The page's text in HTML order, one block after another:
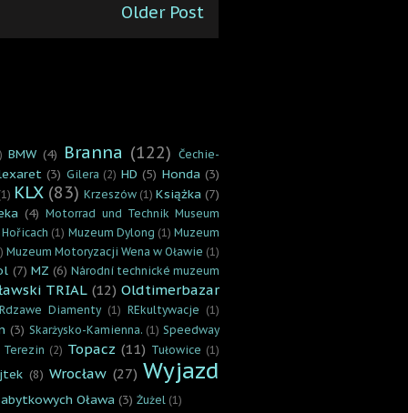
Older Post
BMW (4) Branna (122) Čechie-
(3) Gilera (2) HD (5) Honda (3)
KLX (83) Krzeszów (1) Książka (7)
(4) Motorrad und Technik Museum
(1) Muzeum Dylong (1) Muzeum
Muzeum Motoryzacji Wena w Oławie (1)
(7) MZ (6) Národní technické muzeum
TRIAL (12) Oldtimerbazar
Rdzawe Diamenty (1) REkultywacje (1)
(3) Skarżysko-Kamienna. (1) Speedway
Terezin (2) Topacz (11) Tułowice (1)
(8) Wrocław (27) Wyjazd
Oława (3) Żużel (1)